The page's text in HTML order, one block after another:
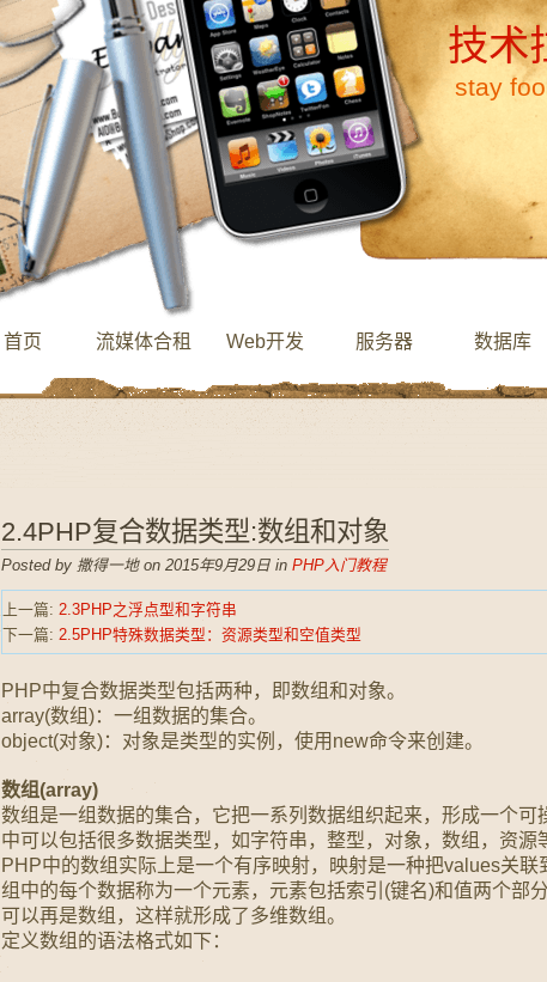
技术
stay
首页 流媒体合租 Web开发 服务器 数据库
2.4PHP复合数据类型:数组和对象
Posted by 撒得一地 on 2015年9月29日 in PHP入门教程
上一篇: 2.3PHP之浮点型和字符串
下一篇: 2.5PHP特殊数据类型：资源类型和空值类型
PHP中复合数据类型包括两种，即数组和对象。
array(数组)：一组数据的集合。
object(对象)：对象是类型的实例，使用new命令来创建。
数组(array)
数组是一组数据的集合，它把一系列数据组织起来，形成一个可
中可以包括很多数据类型，如字符串，整型，对象，数组，资源
PHP中的数组实际上是一个有序映射，映射是一种把values关联
组中的每个数据称为一个元素，元素包括索引(键名)和值两个部
可以再是数组，这样就形成了多维数组。
定义数组的语法格式如下：